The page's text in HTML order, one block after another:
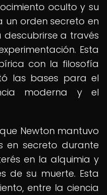
oculto y su
un orden secreto en
a través
Esta
con la filosofía
las bases para el
moderna y el
Newton mantuvo
en secreto durante
en la alquimia y
de su muerte. Esta
entre la ciencia